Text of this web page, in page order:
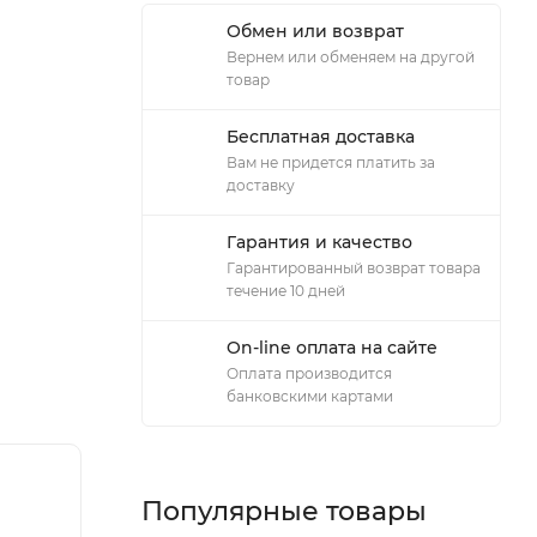
Обмен или возврат
Вернем или обменяем на другой
товар
Бесплатная доставка
Вам не придется платить за
доставку
Гарантия и качество
Гарантированный возврат товара
течение 10 дней
On-line оплата на сайте
Оплата производится
банковскими картами
Популярные товары